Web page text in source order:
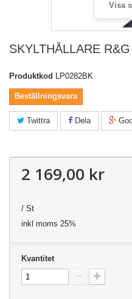
Visa
SKYLTHÅLLARE
Produktkod LP0282BK
Beställningsvara
Twittra Dela
2 169,00 kr
/ St
inkl moms 25%
Kvantitet